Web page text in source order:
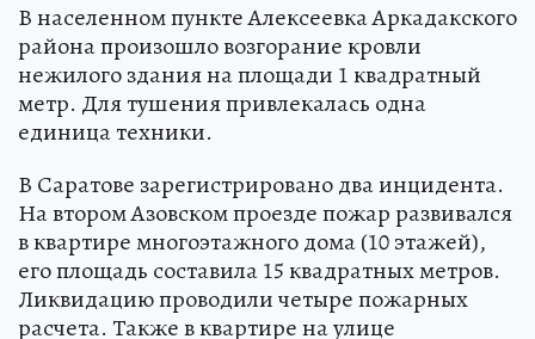
В населенном пункте Алексеевка Аркадакского
района произошло возгорание кровли
нежилого здания на площади 1 квадратный
метр. Для тушения привлекалась одна
единица техники.
В Саратове зарегистрировано два инцидента.
На втором Азовском проезде пожар развивался
в квартире многоэтажного дома (10 этажей),
его площадь составила 15 квадратных метров.
Ликвидацию проводили четыре пожарных
расчета. Также в квартире на улице